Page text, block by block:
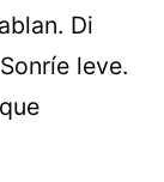
Di
leve.